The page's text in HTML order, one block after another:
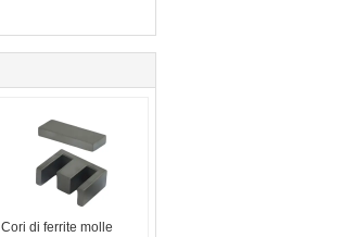
Cori di ferrite molle